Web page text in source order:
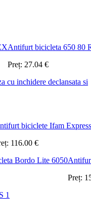
Antifurt bicicleta 650 80
Preț: 27.04 €
biciclete Ifam Express
116.00 €
Preț:
1